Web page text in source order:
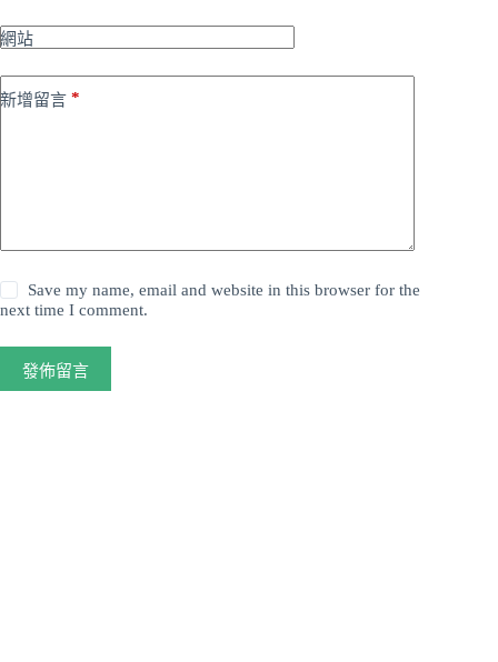
網站
新增留言 *
Save my name, email and website in this browser for the
next time I comment.
發佈留言